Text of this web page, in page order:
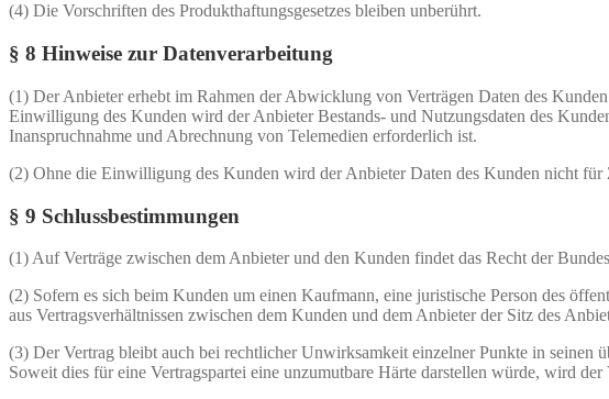
(4) Die Vorschriften des Produkthaftungsgesetzes bleiben unberührt.
§ 8 Hinweise zur Datenverarbeitung
(1) Der Anbieter erhebt im Rahmen der Abwicklung von Verträgen Daten des
Einwilligung des Kunden wird der Anbieter Bestands- und Nutzungsdaten des
Inanspruchnahme und Abrechnung von Telemedien erforderlich ist.
(2) Ohne die Einwilligung des Kunden wird der Anbieter Daten des Kunden nicht
§ 9 Schlussbestimmungen
(1) Auf Verträge zwischen dem Anbieter und den Kunden findet das Recht der
(2) Sofern es sich beim Kunden um einen Kaufmann, eine juristische Person des
aus Vertragsverhältnissen zwischen dem Kunden und dem Anbieter der Sitz des
(3) Der Vertrag bleibt auch bei rechtlicher Unwirksamkeit einzelner Punkte in seinen
Soweit dies für eine Vertragspartei eine unzumutbare Härte darstellen würde, wird